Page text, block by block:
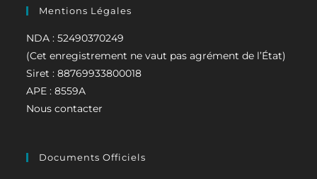
Mentions Légales
NDA :52490370249
(Cet enregistrement ne vaut pas agrément de l’État)
Siret : 88769933800018
APE : 8559A
Nous contacter
Documents Officiels